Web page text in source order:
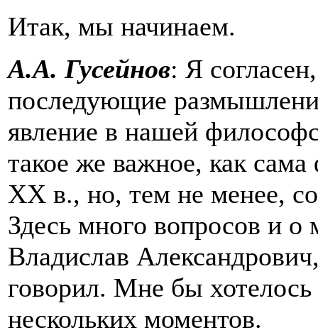
Итак, мы начинаем.
А.А. Гусейнов: Я
последующие
явление в нашей
такое же важное, как
ХХ в., но, тем не менее,
Здесь много вопросов и о
Владислав
говорил. Мне бы хотелось
нескольких моментов.